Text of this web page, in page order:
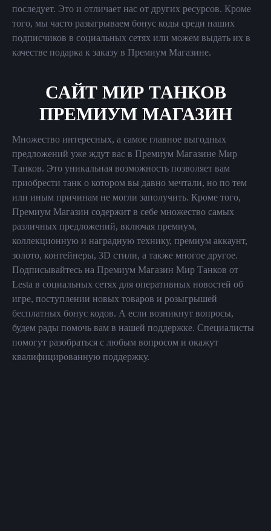
последует. Это и отличает нас от других ресурсов. Кроме
того, мы часто разыгрываем бонус коды среди наших
подписчиков в социальных сетях или можем выдать их в
качестве подарка к заказу в Премиум Магазине.
САЙТ МИР ТАНКОВ
ПРЕМИУМ МАГАЗИН
Множество интересных, а самое главное выгодных
предложений уже ждут вас в Премиум Магазине Мир
Танков. Это уникальная возможность позволяет вам
приобрести танк о котором вы давно мечтали, но по тем
или иным причинам не могли заполучить. Кроме того,
Премиум Магазин содержит в себе множество самых
различных предложений, включая премиум,
коллекционную и наградную технику, премиум аккаунт,
золото, контейнеры, 3D стили, а также многое другое.
Подписывайтесь на Премиум Магазин Мир Танков от
Lesta в социальных сетях для оперативных новостей об
игре, поступлении новых товаров и розыгрышей
бесплатных бонус кодов. А если возникнут вопросы,
будем рады помочь вам в нашей поддержке. Специалисты
помогут разобраться с любым вопросом и окажут
квалифицированную поддержку.